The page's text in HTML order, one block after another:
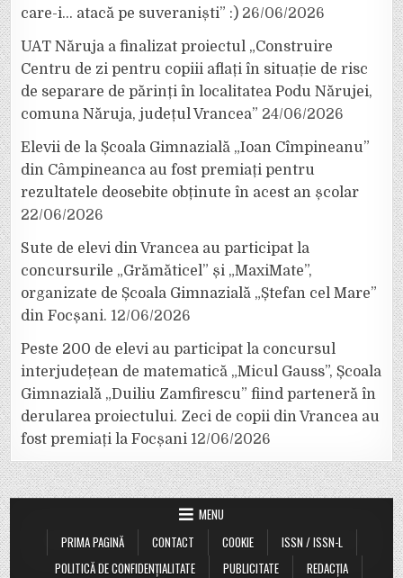
care-i… atacă pe suveraniști” :) 26/06/2026
UAT Năruja a finalizat proiectul „Construire
Centru de zi pentru copiii aflați în situație de risc
de separare de părinți în localitatea Podu Nărujei,
comuna Năruja, județul Vrancea” 24/06/2026
Elevii de la Școala Gimnazială „Ioan Cîmpineanu”
din Câmpineanca au fost premiați pentru
rezultatele deosebite obținute în acest an școlar
22/06/2026
Sute de elevi din Vrancea au participat la
concursurile „Grămăticel” și „MaxiMate”,
organizate de Școala Gimnazială „Ștefan cel Mare”
din Focșani. 12/06/2026
Peste 200 de elevi au participat la concursul
interjudețean de matematică „Micul Gauss”, Școala
Gimnazială „Duiliu Zamfirescu” fiind parteneră în
derularea proiectului. Zeci de copii din Vrancea au
fost premiați la Focșani 12/06/2026
MENU
PRIMA PAGINĂ
CONTACT COOKIE
ISSN / ISSN-L
POLITICĂ DE CONFIDENȚIALITATE
PUBLICITATE REDACȚIA